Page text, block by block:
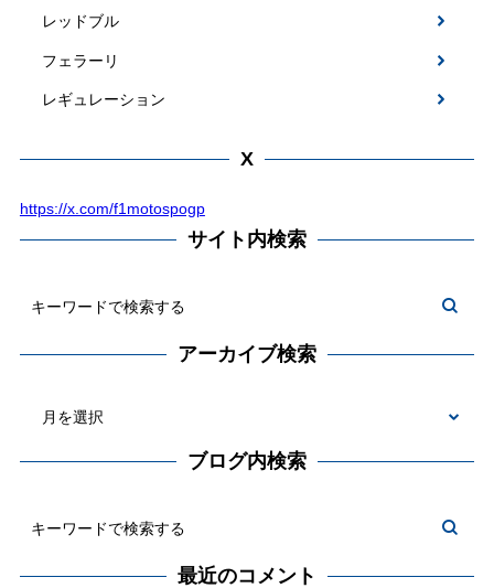
レッドブル
フェラーリ
レギュレーション
X
https://x.com/f1motospogp
サイト内検索
アーカイブ検索
ブログ内検索
最近のコメント